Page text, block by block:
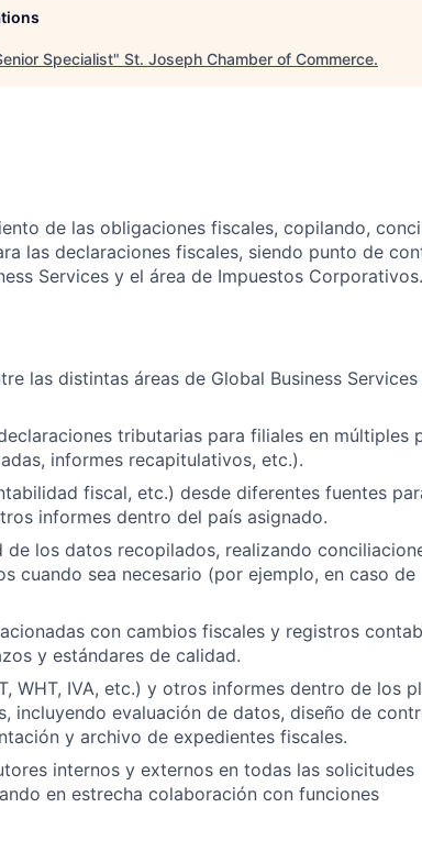
Specialist" St. Joseph Chamber of Commerce.
de las obligaciones fiscales, copilando,
las declaraciones fiscales, siendo punto de
Services y el área de Impuestos Corporativos.
las distintas áreas de Global Business Services
tributarias para filiales en múltiples
informes recapitulativos, etc.).
fiscal, etc.) desde diferentes fuentes
informes dentro del país asignado.
los datos recopilados, realizando
cuando sea necesario (por ejemplo, en caso de
con cambios fiscales y registros
y estándares de calidad.
WHT, IVA, etc.) y otros informes dentro de los
incluyendo evaluación de datos, diseño de
y archivo de expedientes fiscales.
internos y externos en todas las solicitudes
en estrecha colaboración con funciones